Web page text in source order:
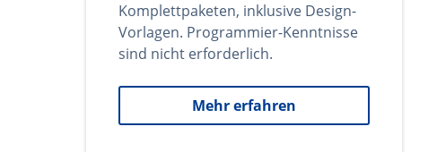
Komplettpaketen, inklusive Design-
Vorlagen. Programmier-Kenntnisse
sind nicht erforderlich.
Mehr erfahren